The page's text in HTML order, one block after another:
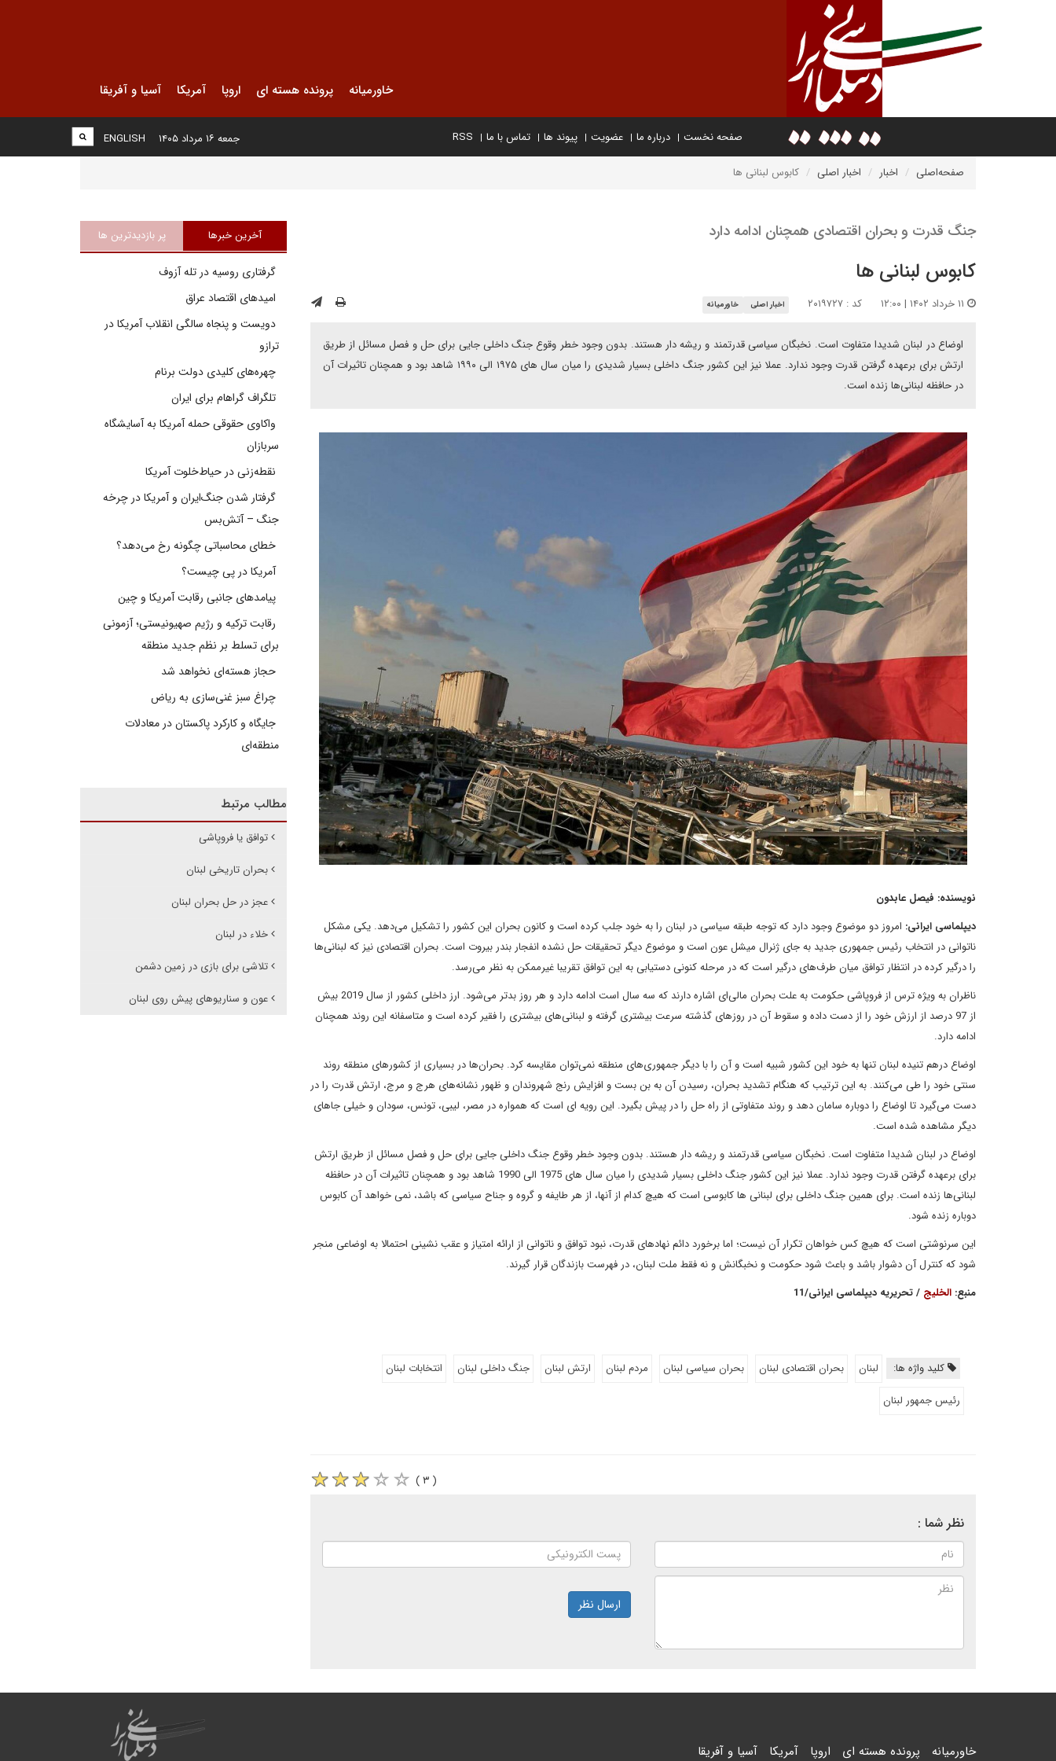
خاورمیانه پرونده هسته ای اروپا آمریکا آسیا و آفریقا
صفحه نخست درباره ما عضویت پیوند ها تماس با ما RSS
ENGLISH جمعه ۱۶ مرداد ۱۴۰۵
صفحه‌اصلی اخبار اخبار اصلی کابوس لبنانی ها
جنگ قدرت و بحران اقتصادی همچنان ادامه دارد
کابوس لبنانی ها
کد : ۲۰۱۹۷۲۷ اخبار اصلی خاورمیانه
اوضاع در لبنان شدیدا متفاوت است. نخبگان سیاسی قدرتمند و ریشه دار هستند. بدون وجود خطر وقوع جنگ داخلی جایی برای حل و فصل مسائل از طریق
ارتش برای برعهده گرفتن قدرت وجود ندارد. عملا نیز این کشور جنگ داخلی بسیار شدیدی را میان سال های ۱۹۷۵ الی ۱۹۹۰ شاهد بود و همچنان تاثیرات آن
در حافظه لبنانی‌ها زنده است.
نویسنده: فیصل عابدون
دیپلماسی ایرانی: امروز دو موضوع وجود دارد که توجه طبقه سیاسی در لبنان را به خود جلب کرده است و کانون بحران این کشور را تشکیل می‌دهد. یکی مشکل
ناتوانی در انتخاب رئیس جمهوری جدید به جای ژنرال میشل عون است و موضوع دیگر تحقیقات حل نشده انفجار بندر بیروت است. بحران اقتصادی نیز که لبنانی‌ها
را درگیر کرده در انتظار توافق میان طرف‌های درگیر است که در مرحله کنونی دستیابی به این توافق تقریبا غیرممکن به نظر می‌رسد.
ناظران به ویژه ترس از فروپاشی حکومت به علت بحران مالی‌ای اشاره دارند که سه سال است ادامه دارد و هر روز بدتر می‌شود. ارز داخلی کشور از سال 2019 بیش
از 97 درصد از ارزش خود را از دست داده و سقوط آن در روزهای گذشته سرعت بیشتری گرفته و لبنانی‌های بیشتری را فقیر کرده است و متاسفانه این روند همچنان
ادامه دارد.
اوضاع درهم تنیده لبنان تنها به خود این کشور شبیه است و آن را با دیگر جمهوری‌های منطقه نمی‌توان مقایسه کرد. بحران‌ها در بسیاری از کشورهای منطقه روند
سنتی خود را طی می‌کنند. به این ترتیب که هنگام تشدید بحران، رسیدن آن به بن بست و افزایش رنج شهروندان و ظهور نشانه‌های هرج و مرج، ارتش قدرت را در
دست می‌گیرد تا اوضاع را دوباره سامان دهد و روند متفاوتی از راه حل را در پیش بگیرد. این رویه ای است که همواره در مصر، لیبی، تونس، سودان و خیلی جاهای
دیگر مشاهده شده است.
اوضاع در لبنان شدیدا متفاوت است. نخبگان سیاسی قدرتمند و ریشه دار هستند. بدون وجود خطر وقوع جنگ داخلی جایی برای حل و فصل مسائل از طریق ارتش
برای برعهده گرفتن قدرت وجود ندارد. عملا نیز این کشور جنگ داخلی بسیار شدیدی را میان سال های 1975 الی 1990 شاهد بود و همچنان تاثیرات آن در حافظه
لبنانی‌ها زنده است. برای همین جنگ داخلی برای لبنانی ها کابوسی است که هیچ کدام از آنها، از هر طایفه و گروه و جناح سیاسی که باشد، نمی خواهد آن کابوس
دوباره زنده شود.
این سرنوشتی است که هیچ کس خواهان تکرار آن نیست؛ اما برخورد دائم نهادهای قدرت، نبود توافق و ناتوانی از ارائه امتیاز و عقب نشینی احتمالا به اوضاعی منجر
شود که کنترل آن دشوار باشد و باعث شود حکومت و نخبگانش و نه فقط ملت لبنان، در فهرست بازندگان قرار گیرند.
منبع: الخلیج / تحریریه دیپلماسی ایرانی/11
کلید واژه ها: لبنان بحران اقتصادی لبنان بحران سیاسی لبنان مردم لبنان ارتش لبنان جنگ داخلی لبنان
انتخابات لبنان
رئیس جمهور لبنان
( ۳ )
نظر شما :
ارسال نظر
آخرین خبرها پر بازدیدترین ها
گرفتاری روسیه در تله آزوف
امیدهای اقتصاد عراق
دویست و پنجاه سالگی انقلاب آمریکا در
ترازو
چهره‌های کلیدی دولت برنام
تلگراف گراهام برای ایران
واکاوی حقوقی حمله آمریکا به آسایشگاه
سربازان
نقطه‌زنی در حیاط‌خلوت آمریکا
گرفتار شدن جنگ‌ایران و آمریکا در چرخه
جنگ – آتش‌بس
خطای محاسباتی چگونه رخ می‌دهد؟
آمریکا در پی چیست؟
پیامدهای جانبی رقابت آمریکا و چین
رقابت ترکیه و رژیم صهیونیستی؛ آزمونی
برای تسلط بر نظم جدید منطقه
حجاز هسته‌ای نخواهد شد
چراغ سبز غنی‌سازی به ریاض
جایگاه و کارکرد پاکستان در معادلات
منطقه‌ای
مطالب مرتبط
توافق یا فروپاشی
بحران تاریخی لبنان
عجز در حل بحران لبنان
خلاء در لبنان
تلاشی برای بازی در زمین دشمن
عون و سناریوهای پیش روی لبنان
خاورمیانه پرونده هسته ای اروپا آمریکا آسیا و آفریقا